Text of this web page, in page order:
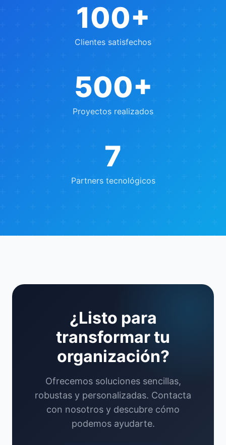
100+
Clientes satisfechos
500+
Proyectos realizados
7
Partners tecnológicos
¿Listo para
transformar tu
organización?
Ofrecemos soluciones sencillas,
robustas y personalizadas. Contacta
con nosotros y descubre cómo
podemos ayudarte.